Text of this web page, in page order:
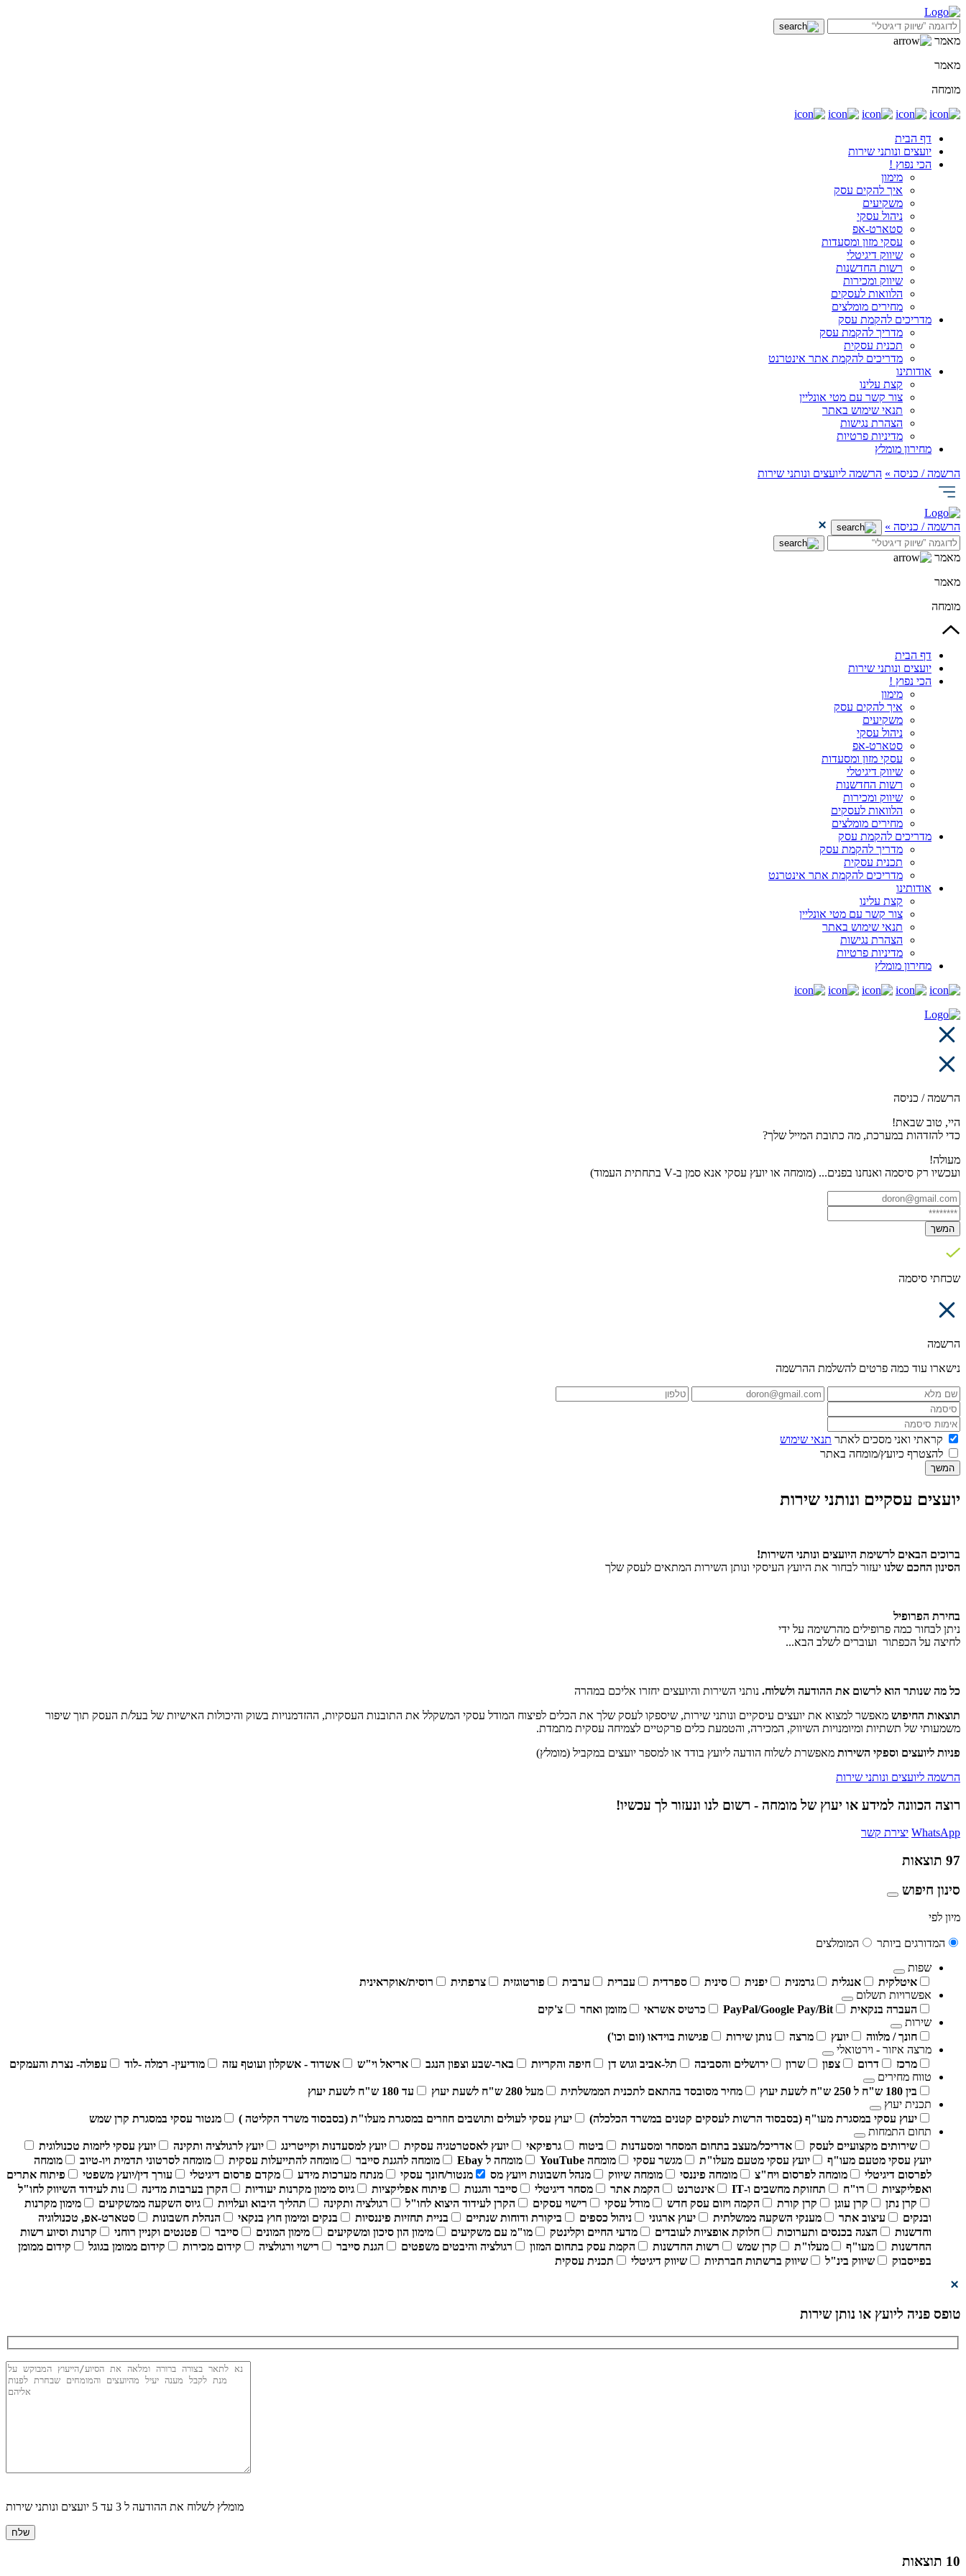
מאמר
מאמר
מומחה
דף הבית
יועצים ונותני שירות
הכי נפוץ !
מימון
איך להקים עסק
משקיעים
ניהול עסקי
סטארט-אפ
עסקי מזון ומסעדות
שיווק דיגיטלי
רשות החדשנות
שיווק ומכירות
הלוואות לעסקים
מחירים מומלצים
מדריכים להקמת עסק
מדריך להקמת עסק
תכנית עסקית
מדריכים להקמת אתר אינטרנט
אודותינו
קצת עלינו
צור קשר עם מטי אונליין
תנאי שימוש באתר
הצהרת נגישות
מדיניות פרטיות
מחירון מומלץ
הרשמה / כניסה » הרשמה ליועצים ונותני שירות
הרשמה / כניסה »
מאמר
מאמר
מומחה
דף הבית
יועצים ונותני שירות
הכי נפוץ !
מימון
איך להקים עסק
משקיעים
ניהול עסקי
סטארט-אפ
עסקי מזון ומסעדות
שיווק דיגיטלי
רשות החדשנות
שיווק ומכירות
הלוואות לעסקים
מחירים מומלצים
מדריכים להקמת עסק
מדריך להקמת עסק
תכנית עסקית
מדריכים להקמת אתר אינטרנט
אודותינו
קצת עלינו
צור קשר עם מטי אונליין
תנאי שימוש באתר
הצהרת נגישות
מדיניות פרטיות
מחירון מומלץ
הרשמה / כניסה
היי, טוב שבאת!
כדי להזדהות במערכת, מה כתובת המייל שלך?
מעולה!
ועכשיו רק סיסמה ואנחנו בפנים... (מומחה או יועץ עסקי אנא סמן ב-V בתחתית העמוד)
המשך
שכחתי סיסמה
הרשמה
נישארו עוד כמה פרטים להשלמת ההרשמה
קראתי ואני מסכים לאתר תנאי שימוש
להצטרף כיועץ/מומחה באתר
המשך
יועצים עסקיים ונותני שירות
ברוכים הבאים לרשימת היועצים ונותני השירות!
הסינון החכם שלנו יעזור לבחור את היועץ העיסקי ונותן השירות המתאים לעסק שלך
בחירת הפרופיל
ניתן לבחור כמה פרופילים מהרשימה על ידי
לחיצה על הכפתור ועוברים לשלב הבא...
כל מה שנותר הוא לרשום את ההודעה ולשלוח. נותני השירות והיועצים יחזרו אליכם במהרה
תוצאות החיפוש מאפשר למצוא את יועצים עיסקיים ונותני שירות, שיספקו לעסק שלך את הכלים לפיצוח המודל עסקי המשקלל את התובנות העסקיות, ההזדמנויות בשוק והיכולות האישיות של בעל/ת העסק תוך שיפור
משמעותי של תשתיות ומיומנויות השיווק, המכירה, והטמעת כלים פרקטיים לצמיחה עסקית מתמדת.
פניות ליועצים וספקי השירות מאפשרת לשלוח הודעה ליועץ בודד או למספר יועצים במקביל (מומלץ)
הרשמה ליועצים ונותני שירות
רוצה הכוונה למידע או יעוץ של מומחה - רשום לנו ונעזור לך עכשיו!
WhatsApp יצירת קשר
97 תוצאות
סינון חיפוש
מיון לפי
המדורגים ביותר
המומלצים
שפות
איטלקית
אנגלית גרמנית יפנית סינית ספרדית עברית ערבית פורטוגזית צרפתית
רוסית/אוקראינית
אפשרויות תשלום
העברה בנקאית
PayPal/Google Pay/Bit כרטיס אשראי מזומן ואחר
צ'קים
שירות
חונך / מלווה
יועץ מרצה נותן שירות
פגישות בוידאו (זום וכו')
מרצה איזור - וירטואלי
מרכז
דרום צפון שרון ירושלים והסביבה תל-אביב וגוש דן חיפה והקריות באר-שבע וצפון הנגב אריאל וי"ש אשדוד - אשקלון ועוטף עזה מודיעין- רמלה -לוד
עפולה- נצרת והעמקים
טווח מחירים
בין 180 ש"ח ל 250 ש"ח לשעת יעוץ
מחיר מסובסד בהתאם לתכנית הממשלתית מעל 280 ש"ח לשעת יעוץ
עד 180 ש"ח לשעת יעוץ
תכנית יעוץ
יעוץ עסקי במסגרת מעו"ף (בסבסוד הרשות לעסקים קטנים במשרד הכלכלה)
יעוץ עסקי לעולים ותושבים חוזרים במסגרת מעלו"ת (בסבסוד משרד הקליטה )
מנטור עסקי במסגרת קרן שמש
תחום התמחות
שירותים מקצועיים לעסק
אדריכל/מעצב בתחום המסחר ומסעדנות ביטוח גרפיקאי יועץ לאסטרטגיה עסקית יועץ למסעדנות וקייטרינג יועץ לרגולציה ותקינה
יועץ עסקי ליזמות טכנולוגית
יועץ עסקי מטעם מעו"ף
יועץ עסקי מטעם מעלו"ת מגשר עסקי מומחה YouTube מומחה ל Ebay מומחה להגנת סייבר מומחה להתייעלות עסקית מומחה לסרטוני תדמית ויו-טיוב
מומחה
לפרסום דיגיטלי
מומחה לפרסום ויח"צ מומחה פיננסי מומחה שיווק מנהל חשבונות ויועץ מס מנטור/חונך עסקי מנתח מערכות מידע מקדם פרסום דיגיטלי עורך דין/יועץ משפטי
פיתוח אתרים
ואפליקציות
רו"ח תחזוקת מחשבים ו-IT אינטרנט הקמת אתר מסחר דיגיטלי סייבר והגנות פיתוח אפליקציות גיוס מימון מקרנות יעודיות הקרן בערבות מדינה
נות לעידוד השיווק לחו"ל
קרן נתן
קרן עוגן קרן קורת הקמה ויזום עסק חדש מודל עסקי רישוי עסקים הקרן לעידוד היצוא לחו"ל רגולציה ותקינה תהליך היבוא ועלויות גיוס השקעה ממשקיעים
מימון מקרנות
ובנקים
עיצוב אתר מענקי השקעה ממשלתית יעוץ ארגוני ניהול כספים ביקורת ודוחות שנתיים בניית תחזיות פיננסיות בנקים ומימון חוץ בנקאי הנהלת חשבונות
סטארט-אפ, טכנולוגיה
וחדשנות
הצגה בכנסים ותערוכות חלוקת אופציות לעובדים מדעי החיים וקלינטק מו"מ עם משקיעים מימון הון סיכון ומשקיעים מימון המונים סייבר פטנטים וקניין רוחני
קרנות וסיוע רשות
החדשנות
מעו"ף מעלו"ת קרן שמש רשות החדשנות הקמת עסק בתחום המזון רגולציה והיבטים משפטים הגנת סייבר רישוי ורגולציה קידום מכירות קידום ממומן בגוגל
קידום ממומן
בפייסבוק
שיווק בינ"ל שיווק ברשתות חברתיות שיווק דיגיטלי תכנית עסקית
טופס פניה ליועץ או נותן שירות
מומלץ לשלוח את ההודעה ל 3 עד 5 יועצים ונותני שירות
10 תוצאות